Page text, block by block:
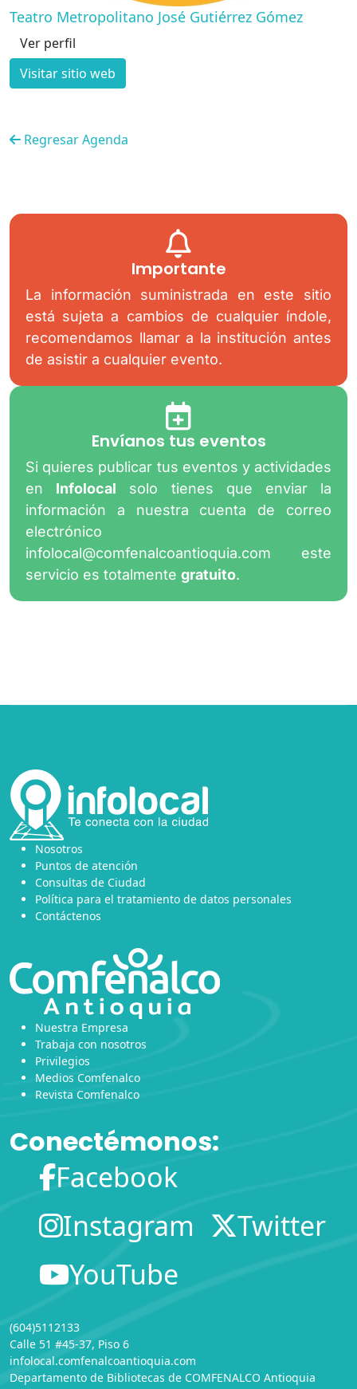
Teatro Metropolitano José Gutiérrez Gómez
Ver perfil
Visitar sitio web
Regresar Agenda
Importante
La información suministrada en este sitio
está sujeta a cambios de cualquier índole,
recomendamos llamar a la institución antes
de asistir a cualquier evento.
Envíanos tus eventos
Si quieres publicar tus eventos y actividades
en Infolocal solo tienes que enviar la
información a nuestra cuenta de correo
electrónico
infolocal@comfenalcoantioquia.com este
servicio es totalmente gratuito.
Nosotros
Puntos de atención
Consultas de Ciudad
Política para el tratamiento de datos personales
Contáctenos
Nuestra Empresa
Trabaja con nosotros
Privilegios
Medios Comfenalco
Revista Comfenalco
Conectémonos:
Facebook
Instagram
Twitter
YouTube
(604)5112133
Calle 51 #45-37, Piso 6
infolocal.comfenalcoantioquia.com
Departamento de Bibliotecas de COMFENALCO Antioquia